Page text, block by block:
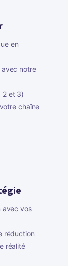
en
avec notre
2 et 3)
chaîne
avec vos
réduction
réalité